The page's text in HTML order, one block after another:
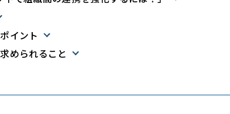
イント
められること